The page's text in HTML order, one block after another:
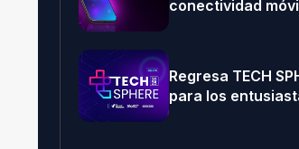
conectividad
Regresa TECH
para los